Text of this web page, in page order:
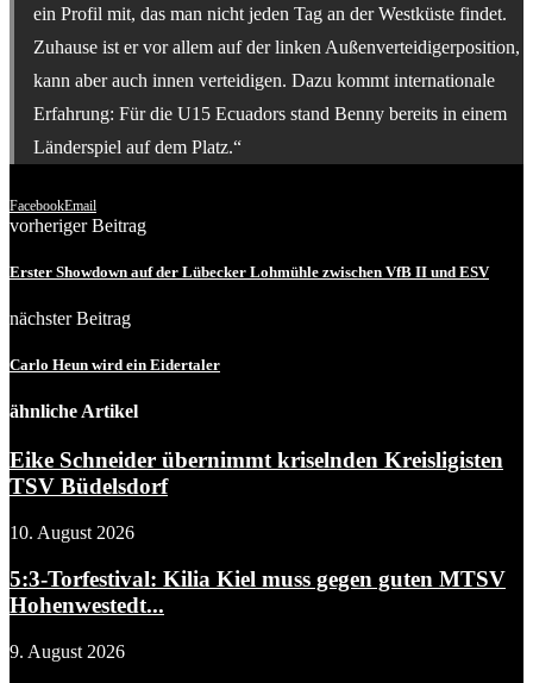
ein Profil mit, das man nicht jeden Tag an der Westküste findet.
Zuhause ist er vor allem auf der linken Außenverteidigerposition,
kann aber auch innen verteidigen. Dazu kommt internationale
Erfahrung: Für die U15 Ecuadors stand Benny bereits in einem
Länderspiel auf dem Platz.“
FacebookEmail
vorheriger Beitrag
Erster Showdown auf der Lübecker Lohmühle zwischen VfB II und ESV
nächster Beitrag
Carlo Heun wird ein Eidertaler
ähnliche Artikel
Eike Schneider übernimmt kriselnden Kreisligisten
TSV Büdelsdorf
10. August 2026
5:3-Torfestival: Kilia Kiel muss gegen guten MTSV
Hohenwestedt...
9. August 2026